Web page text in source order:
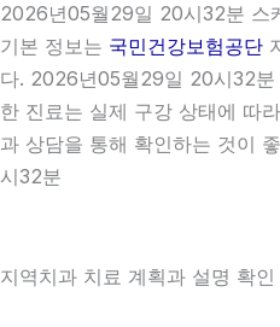
2026년05월29일 20시32분 스
기본 정보는 국민건강보험공단
다. 2026년05월29일 20시32분
한 진료는 실제 구강 상태에 따
과 상담을 통해 확인하는 것이
시32분
지역치과 치료 계획과 설명 확